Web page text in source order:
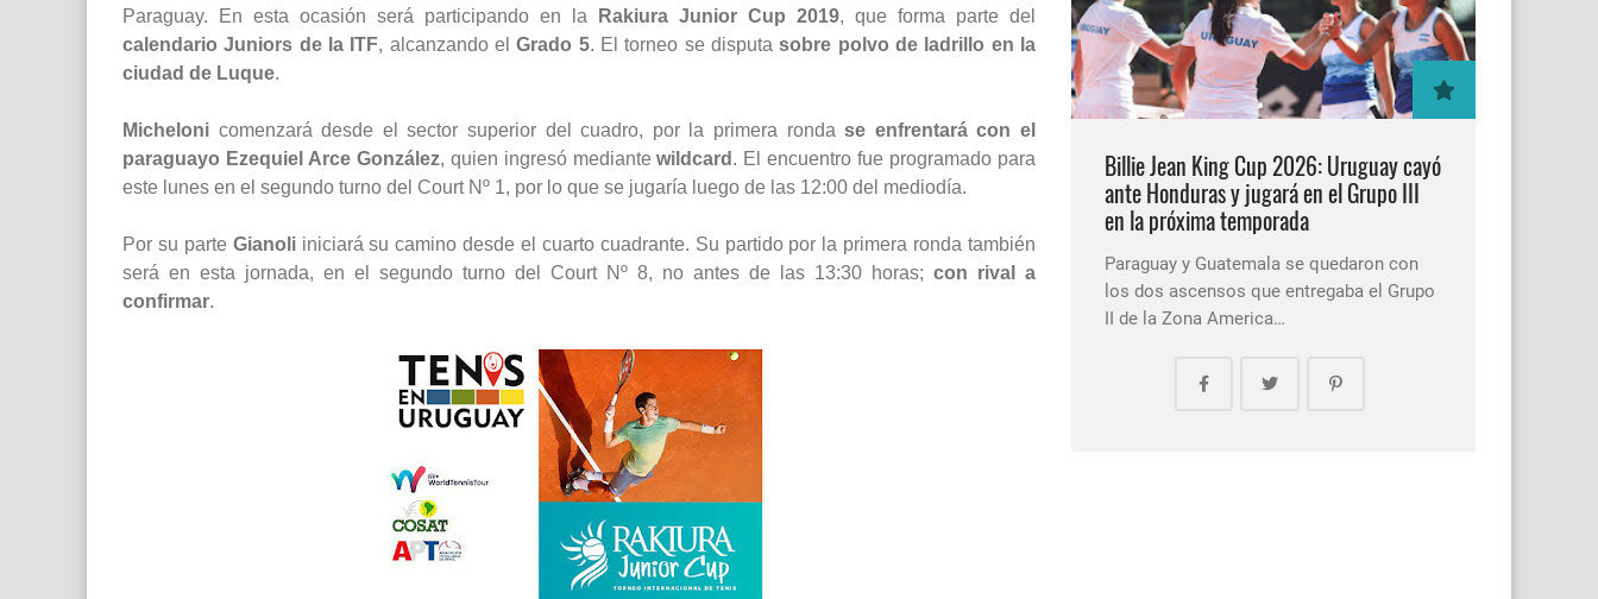
Paraguay. En esta ocasión será participando en la
Rakiura Junior Cup 2019, que forma parte del
calendario Juniors de la ITF, alcanzando elGrado 5. El torneo se disputasobre polvo de ladrillo en la
ciudad de Luque.
Micheloni comenzará desde el sector superior del cuadro, por la primera rondase enfrentará con el
paraguayo Ezequiel Arce González, quien ingresó mediantewildcard . El encuentro fue programado para
este lunes en el segundo turno del Court Nº 1, por lo que se jugaría luego de las 12:00 del mediodía.
Por su parte Gianoliiniciará su camino desde el cuarto cuadrante. Su partido por la primera ronda también
será en esta jornada, en el segundo turno del Court Nº 8, no antes de las 13:30 horas; con rival a
confirmar.
Billie Jean King Cup 2026: Uruguay cayó
ante Honduras y jugará en el Grupo III
en la próxima temporada
Paraguay y Guatemala se quedaron con
los dos ascensos que entregaba el Grupo
II de la Zona America…